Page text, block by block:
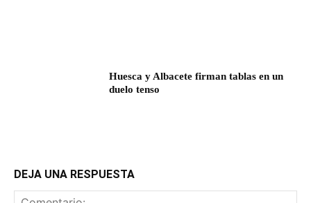
Huesca y Albacete firman tablas en un
duelo tenso
DEJA UNA RESPUESTA